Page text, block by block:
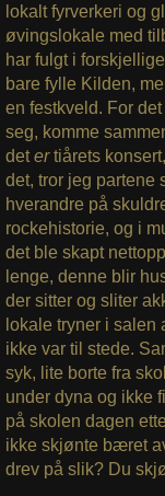
lokalt fyrverkeri og
øvingslokale med
har fulgt i
bare fylle Kilden,
en festkveld. For
seg, komme
detertiårets
det, tror jeg partene
hverandre på
rockehistorie, og i
det ble skapt
lenge, denne blir
der sitter og sliter
lokale tryner i
ikke var til stede.
syk, lite borte fra
under dyna og ikke
på skolen dagen
ikke skjønte bæret
drev på slik? Du